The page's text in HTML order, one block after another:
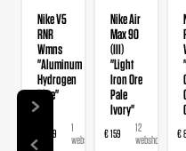
Nike V5
RNR
Wmns
"Aluminum
Hydrogen
Blue"
€ 89,99
1
webshop
Nike Air
Max 90
(III)
"Light
Iron Ore
Pale
Ivory"
€ 159
12
webshops
€